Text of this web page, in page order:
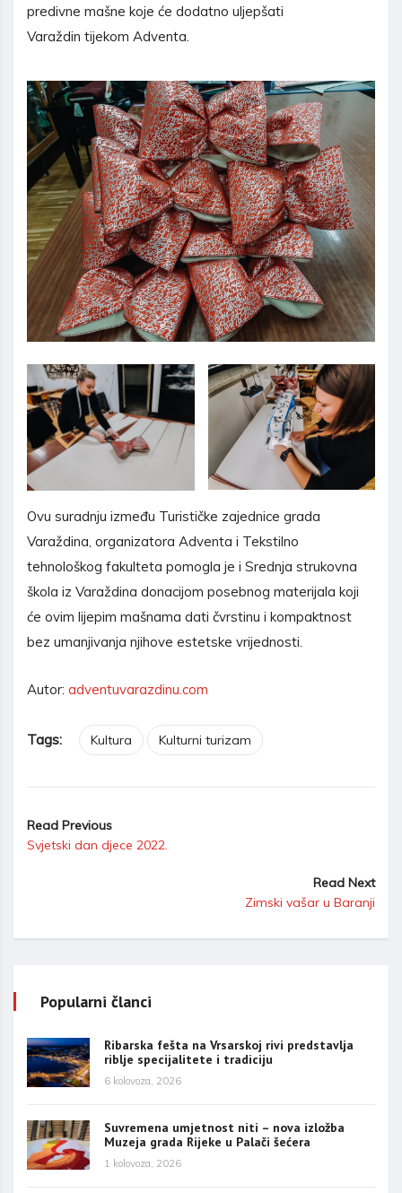
predivne mašne koje će dodatno uljepšati
Varaždin tijekom Adventa.
Ovu suradnju između Turističke zajednice grada
Varaždina, organizatora Adventa i Tekstilno
tehnološkog fakulteta pomogla je i Srednja strukovna
škola iz Varaždina donacijom posebnog materijala koji
će ovim lijepim mašnama dati čvrstinu i kompaktnost
bez umanjivanja njihove estetske vrijednosti.
Autor: adventuvarazdinu.com
Tags: Kultura Kulturni turizam
Read Previous
Svjetski dan djece 2022.
Read Next
Zimski vašar u Baranji
Popularni članci
Ribarska fešta na Vrsarskoj rivi predstavlja
riblje specijalitete i tradiciju
6 kolovoza, 2026
Suvremena umjetnost niti – nova izložba
Muzeja grada Rijeke u Palači šećera
1 kolovoza, 2026